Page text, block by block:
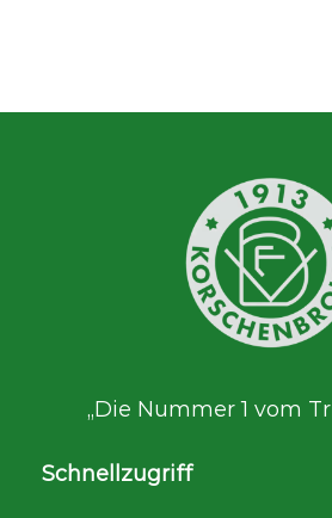
„Die Nummer 1 vom
Schnellzugriff